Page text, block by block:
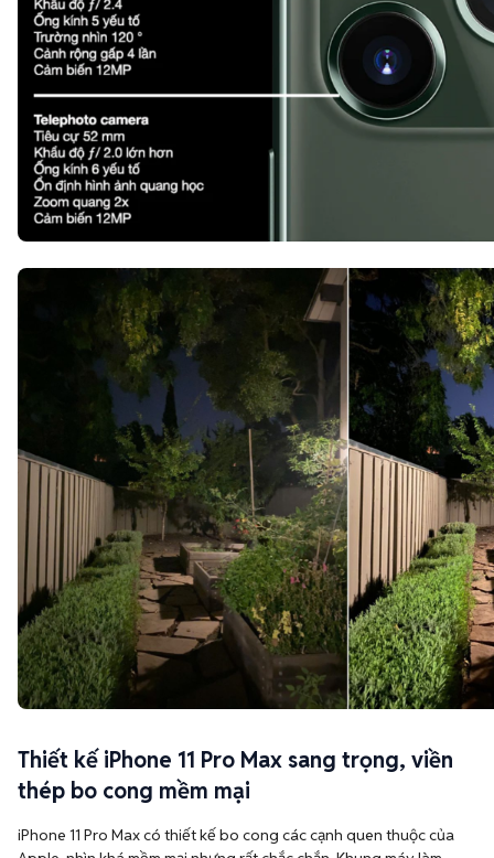
Thiết kế iPhone 11 Pro Max sang trọng, viền
iPhone 11 Pro Max có thiết kế bo cong các cạnh quen thuộc của
Apple, nhìn khá mềm mại nhưng rất chắc chắn. Khung máy làm
bằng thép không gỉ bóng bẩy, mặt trước là kính cường lực nguyên
khối, mặt sau dùng kính nhám (Matte Glass) nên khi cầm lên có